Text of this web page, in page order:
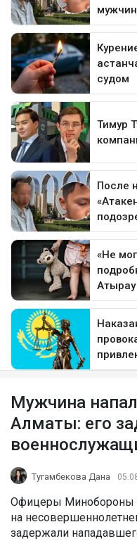
Мужчина
Алматы: его
Тугамбекова Дана
Офицеры Минобороны
на
задержали